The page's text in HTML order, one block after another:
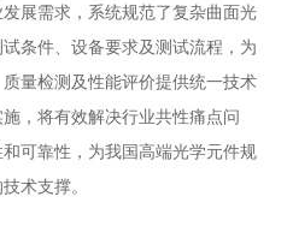
展需求，系统规范了复杂曲面光
条件、设备要求及测试流程，为
量检测及性能评价提供统一技术
，将有效解决行业共性痛点问
可靠性，为我国高端光学元件规
术支撑。